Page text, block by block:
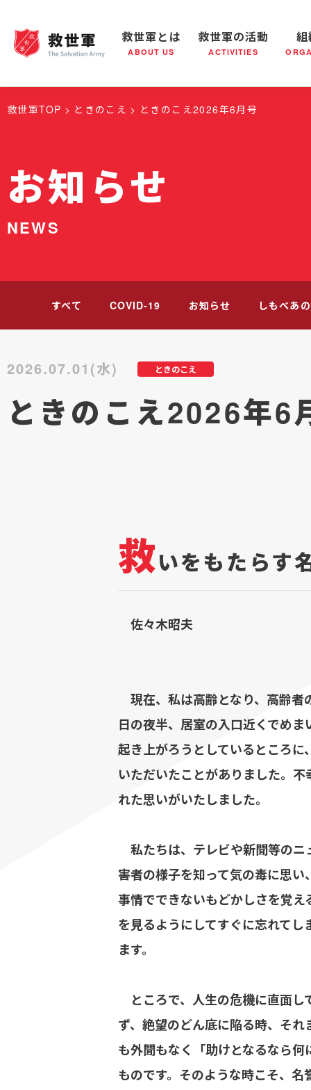
救世軍とは
ABOUT US
救世軍とは 世界が抱えている社会問題 救世軍
救世軍の活動
ACTIVITIES
救世軍の活動 社会鍋
組織概要
救世軍TOP ときのこえ ときのこえ2026年6月号
お知らせ
NEWS
すべて COVID-19 お知らせ しもべあ
ときのこえ
2026.07.01(水)
ときのこえ2026年6
救いをもたらす
佐々木昭夫
現在、私は高齢となり、高齢者
日の夜半、居室の入口近くでめ
起き上がろうとしているところ
いただいたことがありました。
れた思いがいたしました。
私たちは、テレビや新聞等のニ
害者の様子を知って気の毒に思
事情でできないもどかしさを覚
を見るようにしてすぐに忘れて
ます。
ところで、人生の危機に直面し
ず、絶望のどん底に陥る時、そ
も外聞もなく「助けとなるなら
ものです。そのような時こそ、